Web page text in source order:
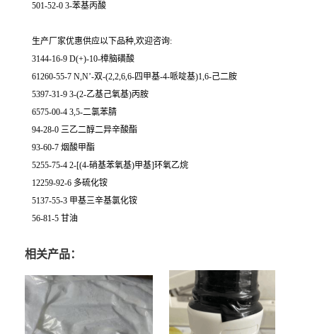
501-52-0 3-苯基丙酸
生产厂家优惠供应以下品种,欢迎咨询:
3144-16-9 D(+)-10-樟脑磺酸
61260-55-7 N,N’-双-(2,2,6,6-四甲基-4-哌啶基)1,6-己二胺
5397-31-9 3-(2-乙基己氧基)丙胺
6575-00-4 3,5-二氯苯腈
94-28-0 三乙二醇二异辛酸酯
93-60-7 烟酸甲酯
5255-75-4 2-[(4-硝基苯氧基)甲基]环氧乙烷
12259-92-6 多硫化铵
5137-55-3 甲基三辛基氯化铵
56-81-5 甘油
相关产品：